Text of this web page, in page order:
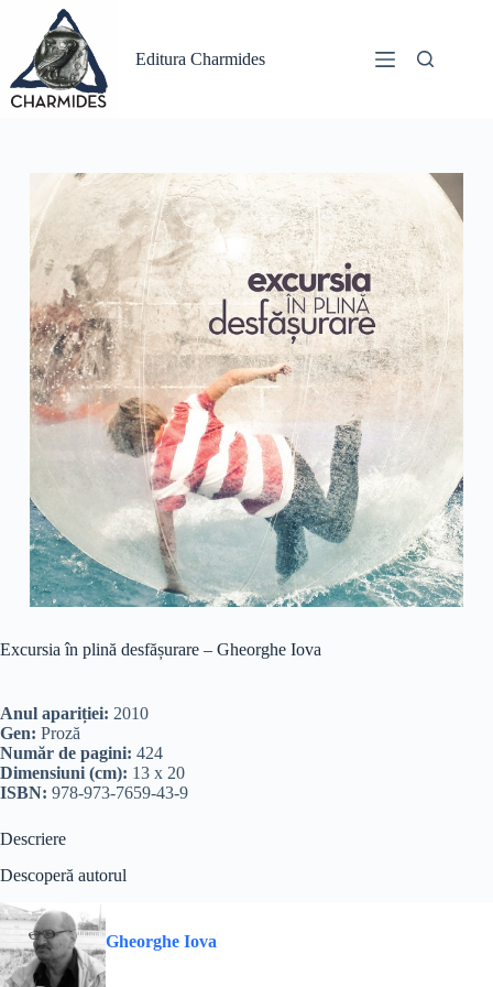
conținut
Editura Charmides
Excursia în plină desfășurare – Gheorghe Iova
Anul apariției: 2010
Gen: Proză
Număr de pagini: 424
Dimensiuni (cm): 13 x 20
ISBN: 978-973-7659-43-9
Descriere
Descoperă autorul
Gheorghe Iova